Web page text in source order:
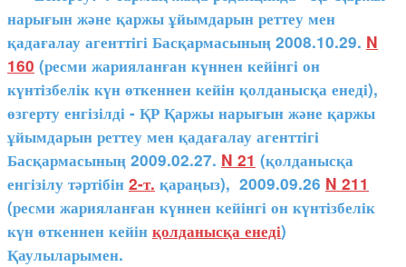
нарығын және қаржы ұйымдарын реттеу мен
қадағалау агенттігі Басқармасының 2008.10.29. N
160 (ресми жарияланған күннен кейінгі он
күнтізбелік күн өткеннен кейін қолданысқа енеді),
өзгерту енгізілді - ҚР Қаржы нарығын және қаржы
ұйымдарын реттеу мен қадағалау агенттігі
Басқармасының 2009.02.27. N 21 (қолданысқа
енгізілу тәртібін 2-т. қараңыз), 2009.09.26 N 211
(ресми жарияланған күннен кейінгі он күнтізбелік
күн өткеннен кейін қолданысқа енеді)
Қаулыларымен.